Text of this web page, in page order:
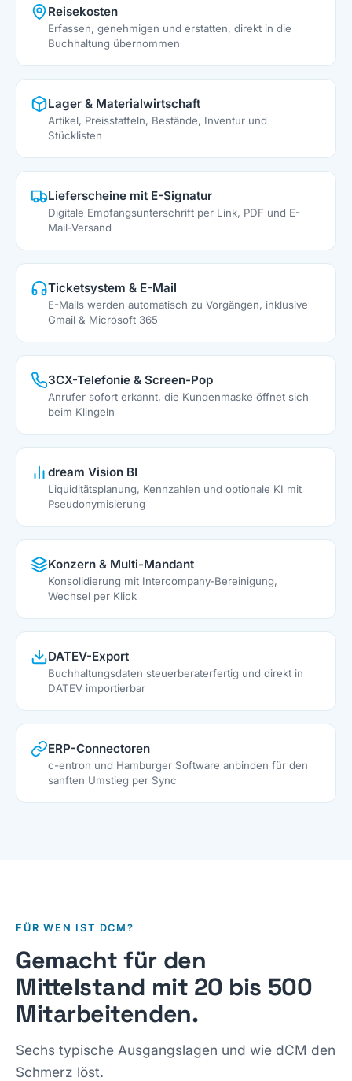
Reisekosten
Erfassen, genehmigen und erstatten, direkt in die
Buchhaltung übernommen
Lager & Materialwirtschaft
Artikel, Preisstaffeln, Bestände, Inventur und
Stücklisten
Lieferscheine mit E-Signatur
Digitale Empfangsunterschrift per Link, PDF und E-
Mail-Versand
Ticketsystem & E-Mail
E-Mails werden automatisch zu Vorgängen, inklusive
Gmail & Microsoft 365
3CX-Telefonie & Screen-Pop
Anrufer sofort erkannt, die Kundenmaske öffnet sich
beim Klingeln
dream Vision BI
Liquiditätsplanung, Kennzahlen und optionale KI mit
Pseudonymisierung
Konzern & Multi-Mandant
Konsolidierung mit Intercompany-Bereinigung,
Wechsel per Klick
DATEV-Export
Buchhaltungsdaten steuerberaterfertig und direkt in
DATEV importierbar
ERP-Connectoren
c-entron und Hamburger Software anbinden für den
sanften Umstieg per Sync
FÜR WEN IST DCM?
Gemacht für den
Mittelstand mit 20 bis 500
Mitarbeitenden.
Sechs typische Ausgangslagen und wie dCM den
Schmerz löst.